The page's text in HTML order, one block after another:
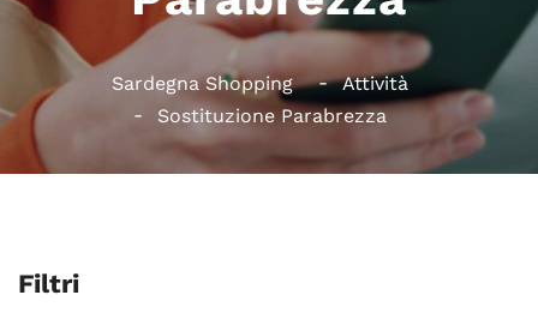
Sardegna Shopping
Attività
Sostituzione Parabrezza
Filtri